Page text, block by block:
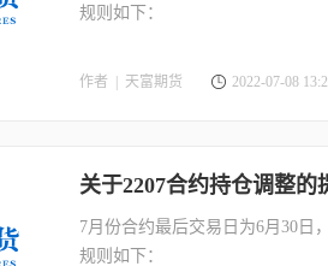
规则如下：
作者 | 天富期货 2022-07-08
关于2207合约持仓调整的
7月份合约最后交易日为6月30日
规则如下：